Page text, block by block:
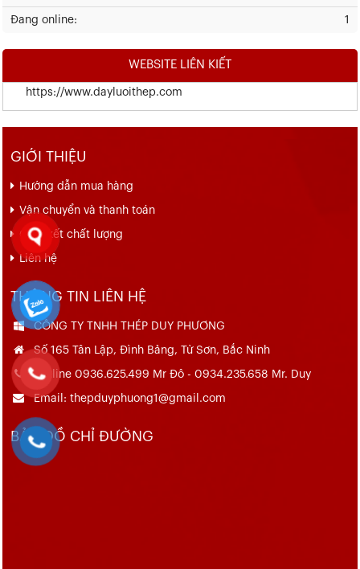
1
Đang online:
WEBSITE LIÊN KIẾT
https://www.dayluoithep.com
GIỚI THIỆU
Hướng dẫn mua hàng
Vận chuyển và thanh toán
Cam kết chất lượng
Liên hệ
THÔNG TIN LIÊN HỆ
CÔNG TY TNHH THÉP DUY PHƯƠNG
Số 165 Tân Lập, Đình Bảng, Từ Sơn, Bắc Ninh
Hotline 0936.625.499 Mr Đô - 0934.235.658 Mr. Duy
Email: thepduyphuong1@gmail.com
BẢN ĐỒ CHỈ ĐƯỜNG